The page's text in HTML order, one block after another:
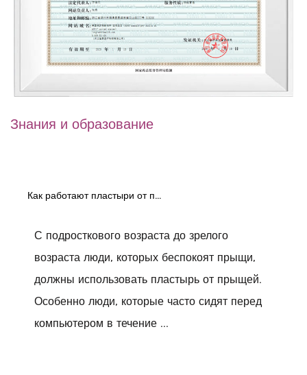
Знания и образование
Как работают пластыри от прыщей
С подросткового возраста до зрелого
возраста люди, которых беспокоят прыщи,
должны использовать пластырь от прыщей.
Особенно люди, которые часто сидят перед
компьютером в течение ...